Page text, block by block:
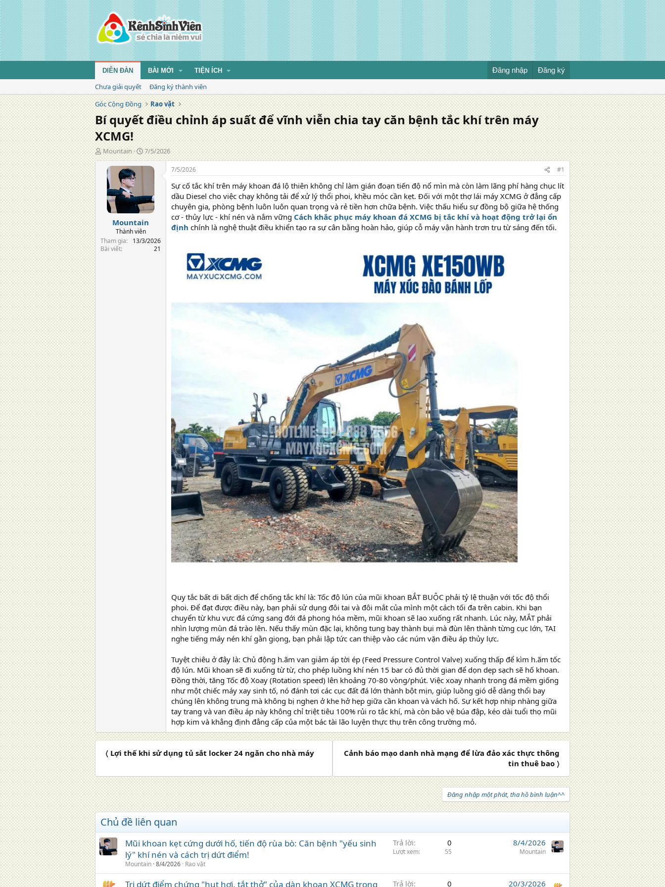
DIỄN ĐÀN BÀI MỚI TIỆN ÍCH Đăng nhập Đăng ký
Chưa giải quyết
Đăng ký thành viên
Góc Cộng Đồng
Rao vặt
Bí quyết điều chỉnh áp suất để vĩnh viễn chia tay căn bệnh tắc khí trên máy
XCMG!
T
á
Mountain
N
g
à
ă
n
g
7/5/2026
Mountain
Thành viên
Tham gia
13/3/2026
Bài viết
21
7/5/2026 #1
Sự cố tắc khí trên máy khoan đá lộ thiên không chỉ làm gián đoạn tiến độ nổ mìn mà còn làm lãng phí hàng chục lít
dầu Diesel cho việc chạy không tải để xử lý thổi phoi, khều móc cần kẹt. Đối với một thợ lái máy XCMG ở đẳng cấp
chuyên gia, phòng bệnh luôn luôn quan trọng và rẻ tiền hơn chữa bệnh. Việc thấu hiểu sự đồng bộ giữa hệ thống
cơ - thủy lực - khí nén và nắm vững Cách khắc phục máy khoan đá XCMG bị tắc khí và hoạt động trở lại ổn
định chính là nghệ thuật điều khiển tạo ra sự cân bằng hoàn hảo, giúp cỗ máy vận hành trơn tru từ sáng đến tối.
Quy tắc bất di bất dịch để chống tắc khí là: Tốc độ lún của mũi khoan BẮT BUỘC phải tỷ lệ thuận với tốc độ thổi
phoi. Để đạt được điều này, bạn phải sử dụng đôi tai và đôi mắt của mình một cách tối đa trên cabin. Khi bạn
chuyển từ khu vực đá cứng sang đới đá phong hóa mềm, mũi khoan sẽ lao xuống rất nhanh. Lúc này, MẮT phải
nhìn lượng mùn đá trào lên. Nếu thấy mùn đặc lại, không tung bay thành bụi mà đùn lên thành từng cục lớn, TAI
nghe tiếng máy nén khí gằn giọng, bạn phải lập tức can thiệp vào các núm vặn điều áp thủy lực.
Tuyệt chiêu ở đây là: Chủ động h.ãm van giảm áp tời ép (Feed Pressure Control Valve) xuống thấp để kìm h.ãm tốc
độ lún. Mũi khoan sẽ đi xuống từ từ, cho phép luồng khí nén 15 bar có đủ thời gian để dọn dẹp sạch sẽ hố khoan.
Đồng thời, tăng Tốc độ Xoay (Rotation speed) lên khoảng 70-80 vòng/phút. Việc xoay nhanh trong đá mềm giống
như một chiếc máy xay sinh tố, nó đánh tơi các cục đất đá lớn thành bột mịn, giúp luồng gió dễ dàng thổi bay
chúng lên không trung mà không bị nghẹn ở khe hở hẹp giữa cần khoan và vách hố. Sự kết hợp nhịp nhàng giữa
tay trang và van điều áp này không chỉ triệt tiêu 100% rủi ro tắc khí, mà còn bảo vệ búa đập, kéo dài tuổi thọ mũi
hợp kim và khẳng định đẳng cấp của một bác tài lão luyện thực thụ trên công trường mỏ.
〈 Lợi thế khi sử dụng tủ sắt locker 24 ngăn cho nhà máy
Cảnh báo mạo danh nhà mạng để lừa đảo xác thực thông
tin thuê bao 〉
Đăng nhập một phát, tha hồ bình luận^^
Chủ đề liên quan
Mũi khoan kẹt cứng dưới hố, tiến độ rùa bò: Căn bệnh "yếu sinh
lý" khí nén và cách trị dứt điểm!
Mountain 8/4/2026 Rao vặt
Trả lời 0
Lượt xem 55
8/4/2026
Mountain
Trị dứt điểm chứng "hụt hơi, tắt thở" của dàn khoan XCMG trong
Trả lời 0 20/3/2026